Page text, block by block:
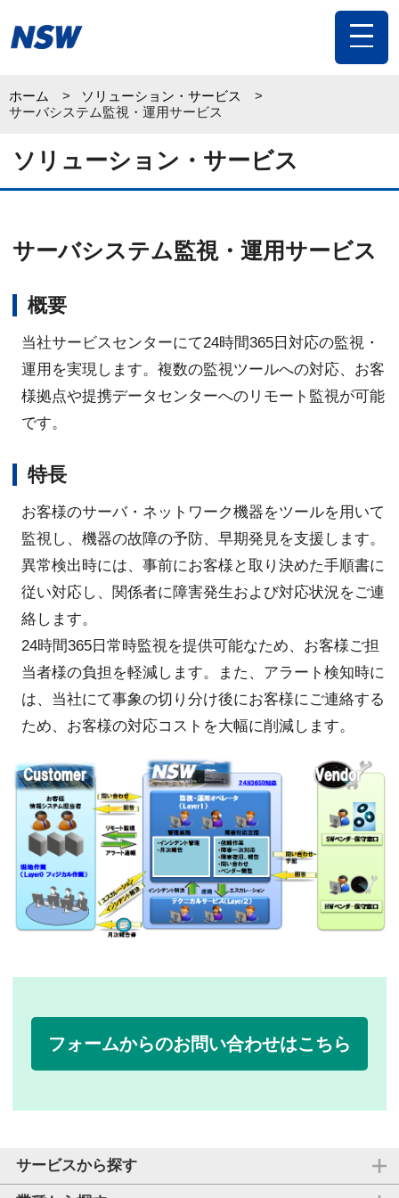
toggle
ホーム
ソリューション・サービス
サーバシステム監視・運用サービス
ソリューション・サービス
サーバシステム監視・運用サービス
概要
当社サービスセンターにて24時間365日対応の監視・
運用を実現します。複数の監視ツールへの対応、お客
様拠点や提携データセンターへのリモート監視が可能
です。
特長
お客様のサーバ・ネットワーク機器をツールを用いて
監視し、機器の故障の予防、早期発見を支援します。
異常検出時には、事前にお客様と取り決めた手順書に
従い対応し、関係者に障害発生および対応状況をご連
絡します。
24時間365日常時監視を提供可能なため、お客様ご担
当者様の負担を軽減します。また、アラート検知時に
は、当社にて事象の切り分け後にお客様にご連絡する
ため、お客様の対応コストを大幅に削減します。
フォームからのお問い合わせはこちら
サービスから探す